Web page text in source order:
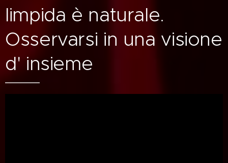
limpida è naturale.
Osservarsi in una visione
d' insieme